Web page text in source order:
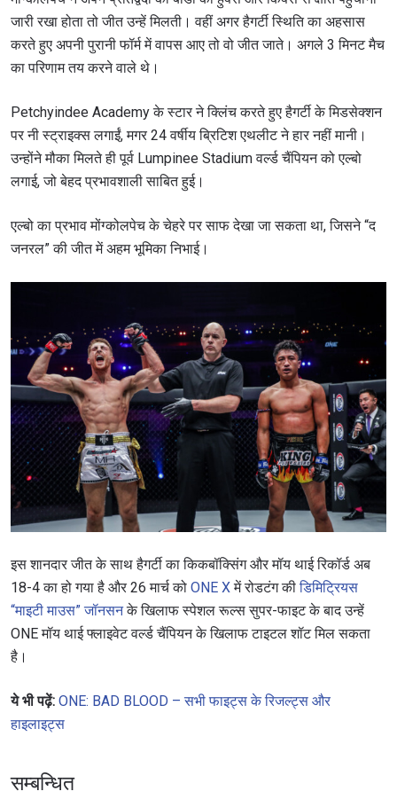
जारी रखा होता तो जीत उन्हें मिलती। वहीं अगर हैगर्टी स्थिति का अहसास
करते हुए अपनी पुरानी फॉर्म में वापस आए तो वो जीत जाते। अगले 3 मिनट मैच
का परिणाम तय करने वाले थे।
Petchyindee Academy के स्टार ने क्लिंच करते हुए हैगर्टी के मिडसेक्शन
पर नी स्ट्राइक्स लगाईं, मगर 24 वर्षीय ब्रिटिश एथलीट ने हार नहीं मानी।
उन्होंने मौका मिलते ही पूर्व Lumpinee Stadium वर्ल्ड चैंपियन को एल्बो
लगाई, जो बेहद प्रभावशाली साबित हुई।
एल्बो का प्रभाव मोंग्कोलपेच के चेहरे पर साफ देखा जा सकता था, जिसने “द
जनरल” की जीत में अहम भूमिका निभाई।
इस शानदार जीत के साथ हैगर्टी का किकबॉक्सिंग और मॉय थाई रिकॉर्ड अब
18-4 का हो गया है और 26 मार्च को ONE Xमें रोडटंग कीडिमिट्रियस
“माइटी माउस” जॉनसनके खिलाफ स्पेशल रूल्स सुपर-फाइट के बाद उन्हें
ONE मॉय थाई फ्लाइवेट वर्ल्ड चैंपियन के खिलाफ टाइटल शॉट मिल सकता
है।
ये भी पढ़ें: ONE: BAD BLOOD – सभी फाइट्स के रिजल्ट्स और
हाइलाइट्स
सम्बन्धित